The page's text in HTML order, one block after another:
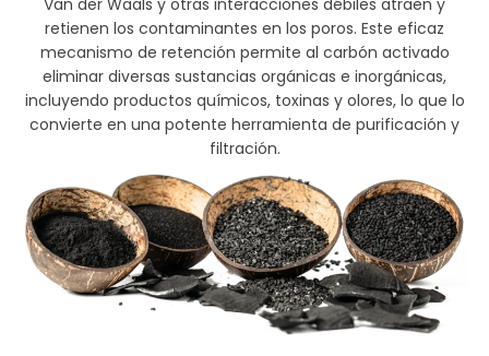
retienen los contaminantes en los poros. Este eficaz
mecanismo de retención permite al carbón activado
eliminar diversas sustancias orgánicas e inorgánicas,
incluyendo productos químicos, toxinas y olores, lo que lo
convierte en una potente herramienta de purificación y
filtración.